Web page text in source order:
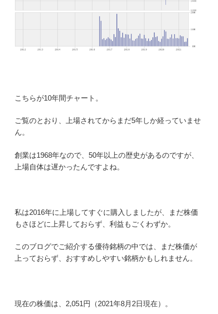
こちらが10年間チャート。
ご覧のとおり、上場されてからまだ5年しか経っていませ
ん。
創業は1968年なので、50年以上の歴史があるのですが、
上場自体は遅かったんですよね。
私は2016年に上場してすぐに購入しましたが、まだ株価
もさほどに上昇しておらず、利益もごくわずか。
このブログでご紹介する優待銘柄の中では、まだ株価が
上っておらず、おすすめしやすい銘柄かもしれません。
現在の株価は、2,051円（2021年8月2日現在）。